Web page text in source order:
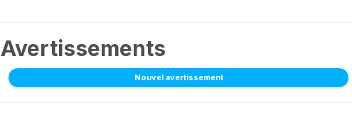
Avertissements
Nouvel avertissement